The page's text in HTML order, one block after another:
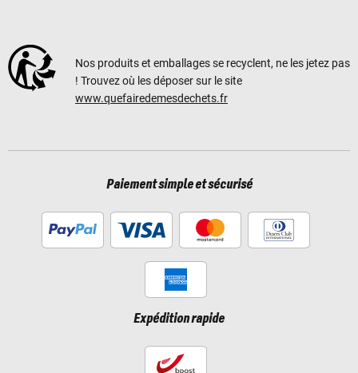
Nos produits et emballages se recyclent, ne les jetez pas
! Trouvez où les déposer sur le site
www.quefairedemesdechets.fr
Paiement simple et sécurisé
Expédition rapide